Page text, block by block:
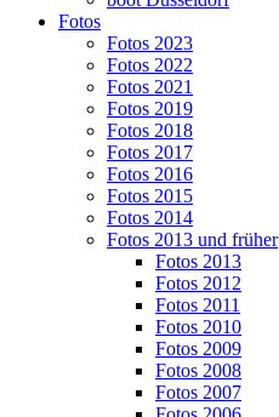
Fotos
Fotos 2023
Fotos 2022
Fotos 2021
Fotos 2019
Fotos 2018
Fotos 2017
Fotos 2016
Fotos 2015
Fotos 2014
Fotos 2013 und früher
Fotos 2013
Fotos 2012
Fotos 2011
Fotos 2010
Fotos 2009
Fotos 2008
Fotos 2007